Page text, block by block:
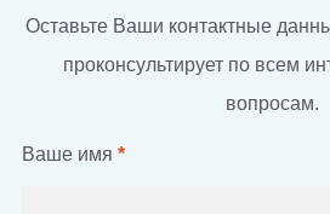
Оставьте Ваши контактные
проконсультирует по всем
вопросам.
Ваше имя *